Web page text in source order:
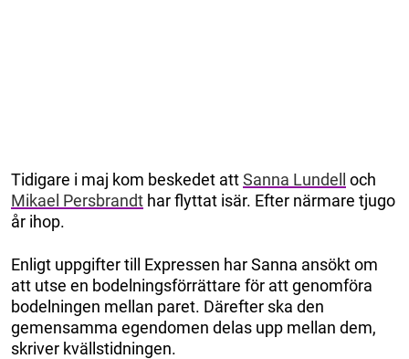
Tidigare i maj kom beskedet attSanna Lundell
och
Mikael Persbrandt har flyttat isär. Efter närmare tjugo
år ihop.
Enligt uppgifter till Expressen har Sanna ansökt om
att utse en bodelningsförrättare för att genomföra
bodelningen mellan paret. Därefter ska den
gemensamma egendomen delas upp mellan dem,
skriver kvällstidningen.